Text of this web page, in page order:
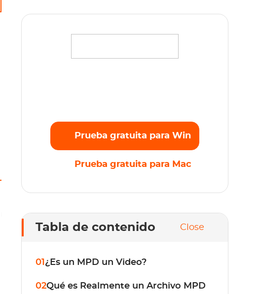
Prueba gratuita para Win
Prueba gratuita para Mac
Tabla de contenido Close
01 ¿Es un MPD un Video?
02Qué es Realmente un Archivo MPD